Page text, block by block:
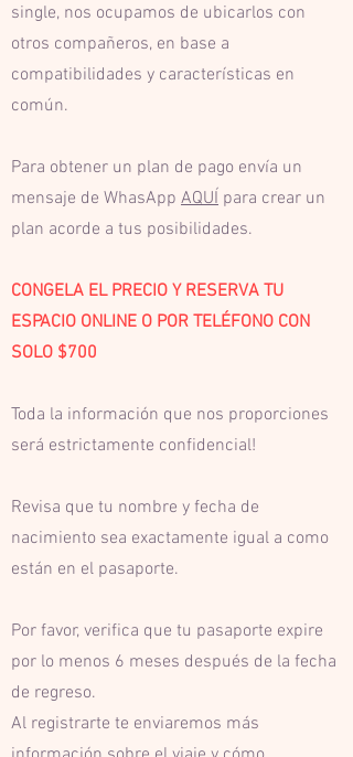
single, nos ocupamos de ubicarlos con
otros compañeros, en base a
compatibilidades y características en
común.
Para obtener un plan de pago envía un
mensaje de WhasApp AQUÍ para crear un
plan acorde a tus posibilidades.
CONGELA EL PRECIO Y RESERVA TU
ESPACIO ONLINE O POR TELÉFONO CON
SOLO $700
Toda la información que nos proporciones
será estrictamente confidencial!
Revisa que tu nombre y fecha de
nacimiento sea exactamente igual a como
están en el pasaporte.
Por favor, verifica que tu pasaporte expire
por lo menos 6 meses después de la fecha
de regreso.
Al registrarte te enviaremos más